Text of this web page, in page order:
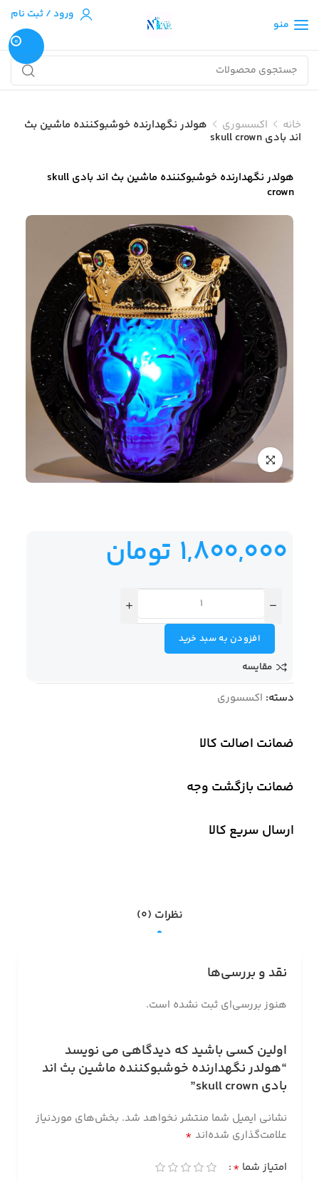
منو
ورود / ثبت نام
0
خانه اکسسوری هولدر نگهدارنده خوشبوکننده ماشین بث
اند بادی skull crown
هولدر نگهدارنده خوشبوکننده ماشین بث اند بادی skull
crown
1,800,000 تومان
افزودن به سبد خرید
مقایسه
دسته: اکسسوری
ضمانت اصالت کالا
ضمانت بازگشت وجه
ارسال سریع کالا
نظرات (0)
نقد و بررسی‌ها
هنوز بررسی‌ای ثبت نشده است.
اولین کسی باشید که دیدگاهی می نویسد
“هولدر نگهدارنده خوشبوکننده ماشین بث اند
بادی skull crown”
نشانی ایمیل شما منتشر نخواهد شد. بخش‌های موردنیاز
علامت‌گذاری شده‌اند *
امتیاز شما *